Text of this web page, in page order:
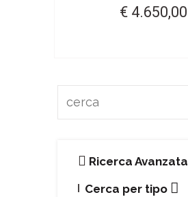
€ 4.650,00
Ricerca Avanzata
Cerca per tipo